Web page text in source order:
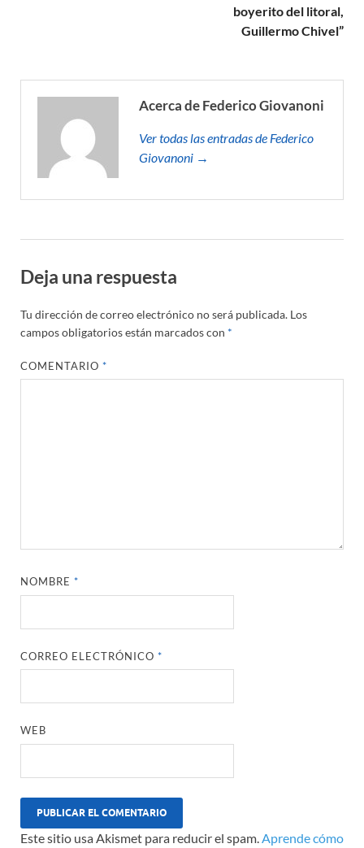
boyerito del litoral,
Guillermo Chivel”
Acerca de Federico Giovanoni
Ver todas las entradas de Federico
Giovanoni →
Deja una respuesta
Tu dirección de correo electrónico no será publicada. Los
campos obligatorios están marcados con *
COMENTARIO*
NOMBRE*
CORREO ELECTRÓNICO*
WEB
Este sitio usa Akismet para reducir el spam. Aprende cómo